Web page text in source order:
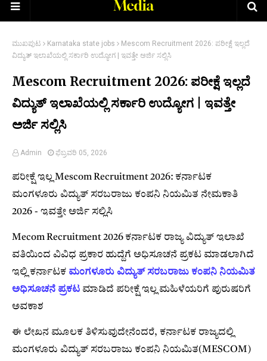
ಮುಖಪುಟ Karnataka state jobs
Mescom Recruitment 2026: ಪರೀಕ್ಷೆ ಇಲ್ಲದೆ
ವಿದ್ಯುತ್ ಇಲಾಖೆಯಲ್ಲಿ ಸರ್ಕಾರಿ ಉದ್ಯೋಗ | ಇವತ್ತೇ ಅರ್ಜಿ ಸಲ್ಲಿಸಿ
Mescom Recruitment 2026: ಪರೀಕ್ಷೆ ಇಲ್ಲದೆ
ವಿದ್ಯುತ್ ಇಲಾಖೆಯಲ್ಲಿ ಸರ್ಕಾರಿ ಉದ್ಯೋಗ | ಇವತ್ತೇ
ಅರ್ಜಿ ಸಲ್ಲಿಸಿ
Admin ಫೆಬ್ರವರಿ 05, 2026
ಪರೀಕ್ಷೆ ಇಲ್ಲ Mescom Recruitment 2026: ಕರ್ನಾಟಕ
ಮಂಗಳೂರು ವಿದ್ಯುತ್ ಸರಬರಾಜು ಕಂಪನಿ ನಿಯಮಿತ ನೇಮಕಾತಿ
2026 - ಇವತ್ತೇ ಅರ್ಜಿ ಸಲ್ಲಿಸಿ
Mecom Recruitment 2026 ಕರ್ನಾಟಕ ರಾಜ್ಯ ವಿದ್ಯುತ್ ಇಲಾಖೆ
ವತಿಯಿಂದ ವಿವಿಧ ಪ್ರಕಾರ ಹುದ್ದೆಗೆ ಅಧಿಸೂಚನೆ ಪ್ರಕಟ ಮಾಡಲಾಗಿದೆ
ಇಲ್ಲಿ ಕರ್ನಾಟಕ ಮಂಗಳೂರು ವಿದ್ಯುತ್ ಸರಬರಾಜು ಕಂಪನಿ ನಿಯಮಿತ
ಅಧಿಸೂಚನೆ ಪ್ರಕಟ ಮಾಡಿದೆ ಪರೀಕ್ಷೆ ಇಲ್ಲ ಮಹಿಳೆಯರಿಗೆ ಪುರುಷರಿಗೆ
ಅವಕಾಶ
ಈ ಲೇಖನ ಮೂಲಕ ತಿಳಿಸುವುದೇನೆಂದರೆ, ಕರ್ನಾಟಕ ರಾಜ್ಯದಲ್ಲಿ
ಮಂಗಳೂರು ವಿದ್ಯುತ್ ಸರಬರಾಜು ಕಂಪನಿ ನಿಯಮಿತ(MESCOM)